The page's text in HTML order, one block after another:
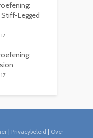
Legged
| Privacybeleid | Over